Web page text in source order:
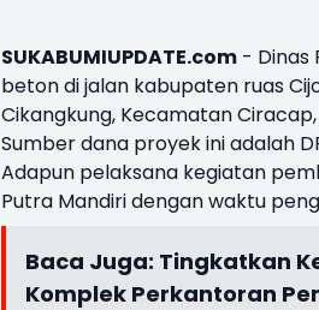
SUKABUMIUPDATE.com - Dinas
beton di jalan kabupaten ruas
Cikangkung, Kecamatan
Sumber dana proyek ini adalah
Adapun pelaksana kegiatan
Putra Mandiri dengan waktu
Baca Juga: Tingkatkan
Komplek Perkantoran